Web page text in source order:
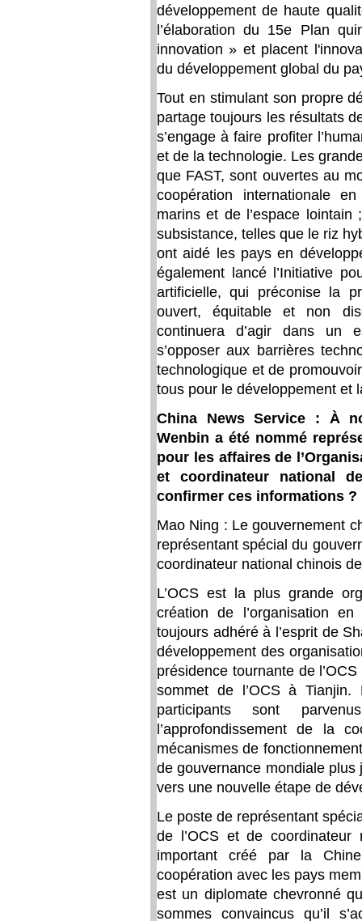
développement de haute
l’élaboration du 15e Plan
innovation » et placent
du développement global du
Tout en stimulant son propre
partage toujours les résultats
s’engage à faire profiter
et de la technologie. Les
que FAST, sont ouvertes au
coopération internationale
marins et de l’espace
subsistance, telles que le riz
ont aidé les pays en
également lancé l’Initiative
artificielle, qui préconise la
ouvert, équitable et non
continuera d’agir dans un
s’opposer aux barrières
technologique et de
tous pour le développement et
China News Service : À
Wenbin a été nommé
pour les affaires de
et coordinateur national
confirmer ces informations ?
Mao Ning : Le gouvernement
représentant spécial du
coordinateur national chinois de
L’OCS est la plus grande
création de l’organisation
toujours adhéré à l’esprit de
développement des
présidence tournante de
sommet de l’OCS à
participants sont
l’approfondissement de la
mécanismes de
de gouvernance mondiale plus
vers une nouvelle étape de
Le poste de représentant
de l’OCS et de coordinateur
important créé par la
coopération avec les pays
est un diplomate chevronné
sommes convaincus qu’il